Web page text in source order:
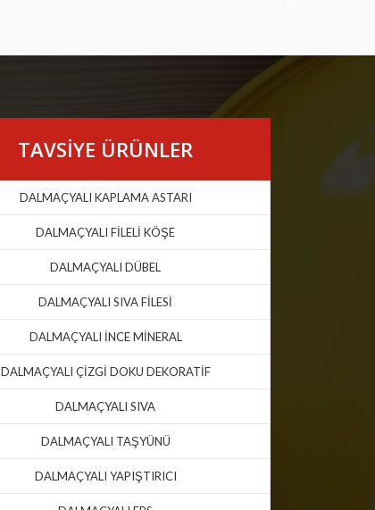
TAVSİYE ÜRÜNLER
DALMAÇYALI KAPLAMA ASTARI
DALMAÇYALI FİLELİ KÖŞE
DALMAÇYALI DÜBEL
DALMAÇYALI SIVA FİLESİ
DALMAÇYALI İNCE MİNERAL
DALMAÇYALI ÇİZGİ DOKU DEKORATİF
DALMAÇYALI SIVA
DALMAÇYALI TAŞYÜNÜ
DALMAÇYALI YAPIŞTIRICI